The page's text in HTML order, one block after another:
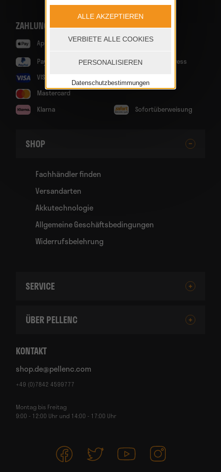
ALLE AKZEPTIEREN
VERBIETE ALLE COOKIES
PERSONALISIEREN
Datenschutzbestimmungen
SHOP
Fachhändler finden
Versandarten
Akkutechnologie
Allgemeine Geschäftsbedingungen
Widerrufsbelehrung
SERVICE
ZAHLUNGSMÖGLICHKEITEN
Apple Pay
Google Pay
PayPal
VISA
Mastercard
American Express
Klarna Sofortüberweisung
ÜBER PELLENC
KONTAKT
shop.de@pellenc.com
+49 (0)7842 4599777
Montag bis Freitag
9:00 - 12:00 Uhr und 14:00 - 17:00 Uhr